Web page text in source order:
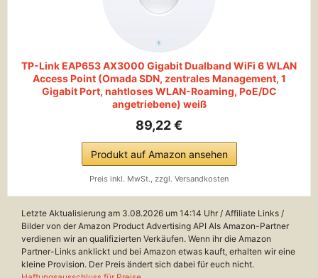
TP-Link EAP653 AX3000 Gigabit Dualband WiFi 6 WLAN
Access Point (Omada SDN, zentrales Management, 1
Gigabit Port, nahtloses WLAN-Roaming, PoE/DC
angetriebene) weiß
89,22 €
Produkt auf Amazon ansehen
Preis inkl. MwSt., zzgl. Versandkosten
Letzte Aktualisierung am 3.08.2026 um 14:14 Uhr / Affiliate Links /
Bilder von der Amazon Product Advertising API Als Amazon-Partner
verdienen wir an qualifizierten Verkäufen. Wenn ihr die Amazon
Partner-Links anklickt und bei Amazon etwas kauft, erhalten wir eine
kleine Provision. Der Preis ändert sich dabei für euch nicht.